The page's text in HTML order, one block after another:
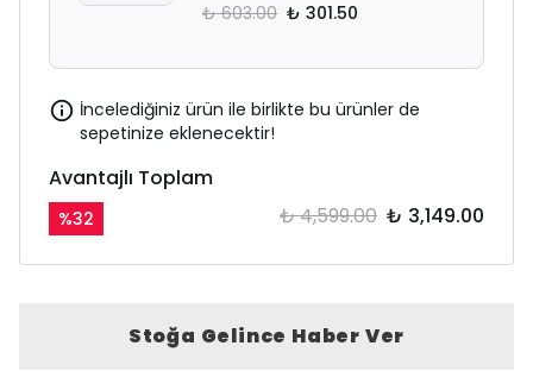
₺ 603.00 ₺ 301.50
İncelediğiniz ürün ile birlikte bu ürünler de
sepetinize eklenecektir!
Avantajlı Toplam
%32 ₺ 4,599.00 ₺ 3,149.00
Stoğa Gelince Haber Ver